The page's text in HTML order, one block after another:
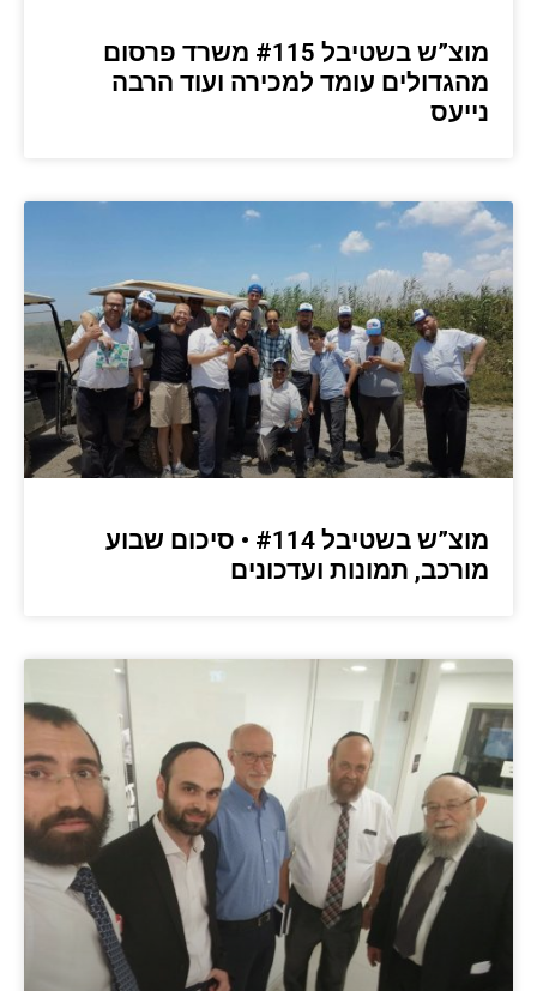
מוצ”ש בשטיבל #115 משרד פרסום
מהגדולים עומד למכירה ועוד הרבה
נייעס
מוצ”ש בשטיבל #114 • סיכום שבוע
מורכב, תמונות ועדכונים